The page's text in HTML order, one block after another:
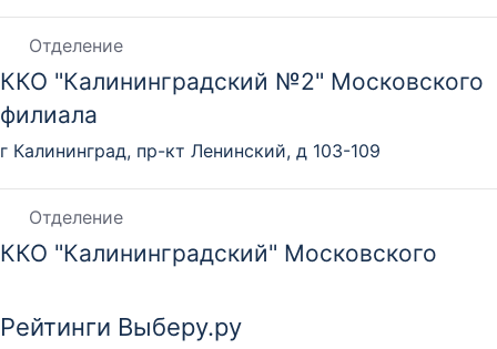
Отделение
ККО "Калининградский №2" Московского
филиала
г Калининград, пр-кт Ленинский, д 103-109
Отделение
ККО "Калининградский" Московского
г Калининград, ул Черняховского, д 6А, кв 12
Рейтинги Выберу.ру